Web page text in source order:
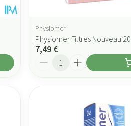
Physiomer
Physiomer Filtres Nouveau 20
7,49 €
Quantité